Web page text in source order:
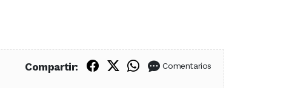
Compartir: Compartir en Facebook
Compartir en X (Twitter)
Compartir en WhatsApp
Comentarios